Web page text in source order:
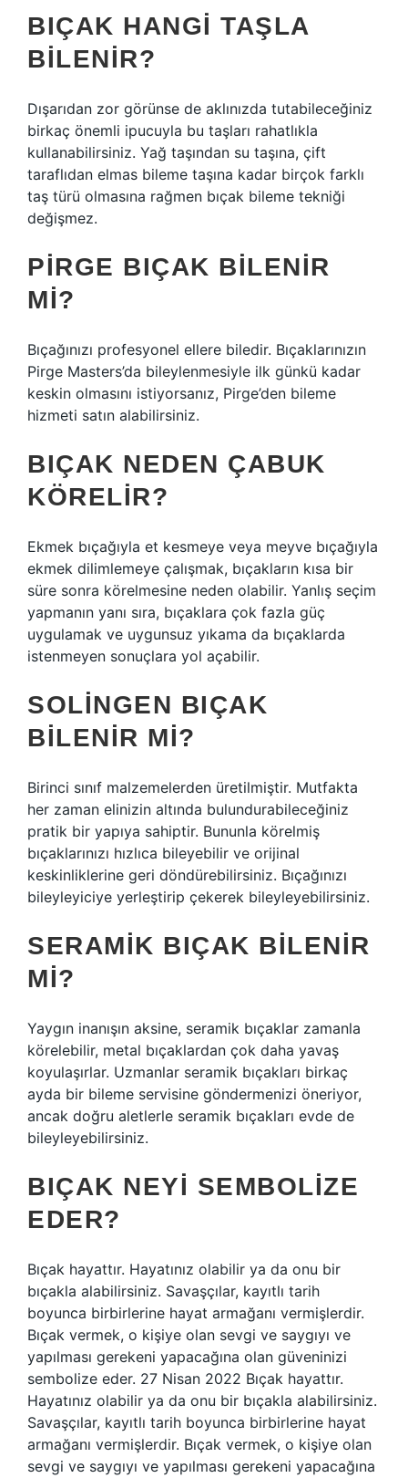
BIÇAK HANGI TAŞLA
BILENIR?
Dışarıdan zor görünse de aklınızda tutabileceğiniz
birkaç önemli ipucuyla bu taşları rahatlıkla
kullanabilirsiniz. Yağ taşından su taşına, çift
taraflıdan elmas bileme taşına kadar birçok farklı
taş türü olmasına rağmen bıçak bileme tekniği
değişmez.
PIRGE BIÇAK BILENIR
MI?
Bıçağınızı profesyonel ellere biledir. Bıçaklarınızın
Pirge Masters’da bileylenmesiyle ilk günkü kadar
keskin olmasını istiyorsanız, Pirge’den bileme
hizmeti satın alabilirsiniz.
BIÇAK NEDEN ÇABUK
KÖRELIR?
Ekmek bıçağıyla et kesmeye veya meyve bıçağıyla
ekmek dilimlemeye çalışmak, bıçakların kısa bir
süre sonra körelmesine neden olabilir. Yanlış seçim
yapmanın yanı sıra, bıçaklara çok fazla güç
uygulamak ve uygunsuz yıkama da bıçaklarda
istenmeyen sonuçlara yol açabilir.
SOLINGEN BIÇAK
BILENIR MI?
Birinci sınıf malzemelerden üretilmiştir. Mutfakta
her zaman elinizin altında bulundurabileceğiniz
pratik bir yapıya sahiptir. Bununla körelmiş
bıçaklarınızı hızlıca bileyebilir ve orijinal
keskinliklerine geri döndürebilirsiniz. Bıçağınızı
bileyleyiciye yerleştirip çekerek bileyleyebilirsiniz.
SERAMIK BIÇAK BILENIR
MI?
Yaygın inanışın aksine, seramik bıçaklar zamanla
körelebilir, metal bıçaklardan çok daha yavaş
koyulaşırlar. Uzmanlar seramik bıçakları birkaç
ayda bir bileme servisine göndermenizi öneriyor,
ancak doğru aletlerle seramik bıçakları evde de
bileyleyebilirsiniz.
BIÇAK NEYI SEMBOLIZE
EDER?
Bıçak hayattır. Hayatınız olabilir ya da onu bir
bıçakla alabilirsiniz. Savaşçılar, kayıtlı tarih
boyunca birbirlerine hayat armağanı vermişlerdir.
Bıçak vermek, o kişiye olan sevgi ve saygıyı ve
yapılması gerekeni yapacağına olan güveninizi
sembolize eder. 27 Nisan 2022 Bıçak hayattır.
Hayatınız olabilir ya da onu bir bıçakla alabilirsiniz.
Savaşçılar, kayıtlı tarih boyunca birbirlerine hayat
armağanı vermişlerdir. Bıçak vermek, o kişiye olan
sevgi ve saygıyı ve yapılması gerekeni yapacağına